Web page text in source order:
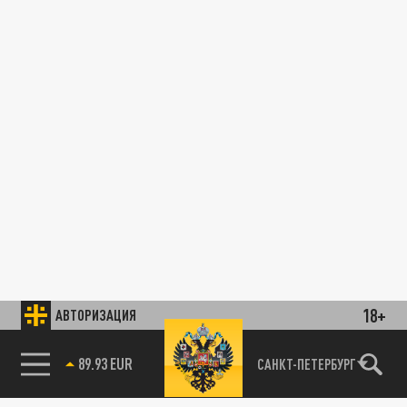
АВТОРИЗАЦИЯ 18+
89.93 EUR САНКТ-ПЕТЕРБУРГ